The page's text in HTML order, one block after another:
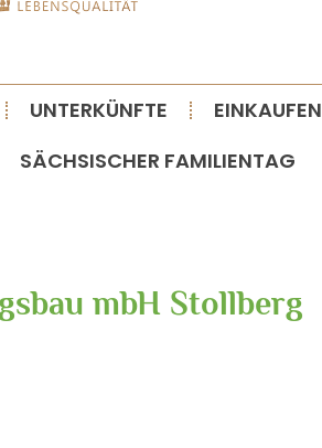
UNTERKÜNFTE EINKAUFEN
SÄCHSISCHER FAMILIENTAG
mbH Stollberg